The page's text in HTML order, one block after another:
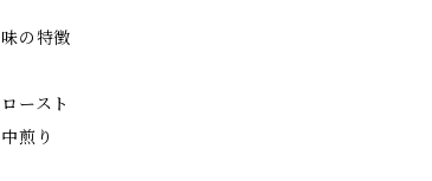
味の特徴
ロースト
中煎り